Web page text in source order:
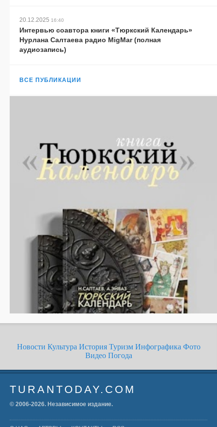
20.12.2025 16:40
Интервью соавтора книги «Тюркский Календарь»
Нурлана Салтаева радио MigMar (полная
аудиозапись)
ВСЕ ПУБЛИКАЦИИ
Новости Культура История Туризм Инфографика Фото
Видео Погода
TURANTODAY.COM
© 2006-2026. Независимое издание.